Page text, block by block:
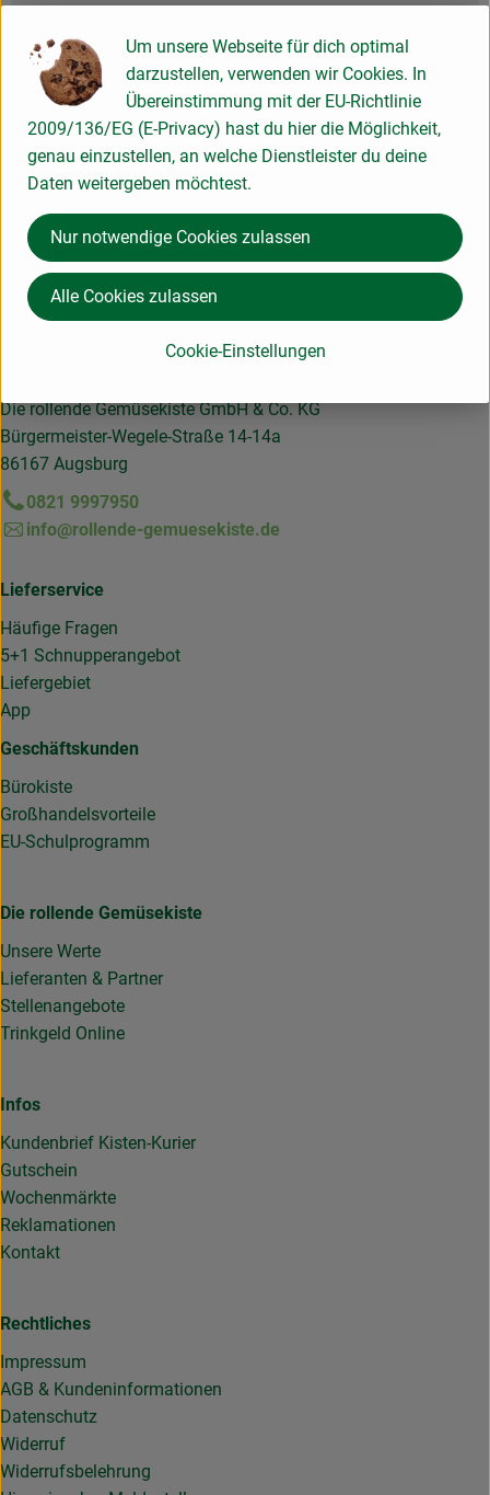
Herkunft
Hersteller: WÜR
Österreich
Hier für unseren Newsletter anmelden und keine Infos
verpassen!
Die rollende Gemüsekiste GmbH & Co. KG
Bürgermeister-Wegele-Straße 14-14a
86167 Augsburg
0821 9997950
info@rollende-gemuesekiste.de
Lieferservice
Häufige Fragen
5+1 Schnupperangebot
Liefergebiet
App
Geschäftskunden
Bürokiste
Großhandelsvorteile
EU-Schulprogramm
Die rollende Gemüsekiste
Unsere Werte
Lieferanten & Partner
Stellenangebote
Trinkgeld Online
Infos
Kundenbrief Kisten-Kurier
Gutschein
Wochenmärkte
Reklamationen
Kontakt
Rechtliches
Impressum
AGB & Kundeninformationen
Datenschutz
Widerruf
Widerrufsbelehrung
Um unsere Webseite für dich optimal
darzustellen, verwenden wir Cookies. In
Übereinstimmung mit der EU-Richtlinie
2009/136/EG (E-Privacy) hast du hier die Möglichkeit,
genau einzustellen, an welche Dienstleister du deine
Daten weitergeben möchtest.
Cookie-Einstellungen
Nur notwendige Cookies zulassen
Alle Cookies zulassen